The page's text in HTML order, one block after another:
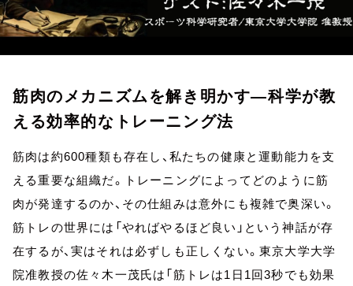
筋肉のメカニズムを解き明かす—科学が教
える効率的なトレーニング法
筋肉は約600種類も存在し、私たちの健康と運動能力を支
える重要な組織だ。トレーニングによってどのように筋
肉が発達するのか、その仕組みは意外にも複雑で奥深い。
筋トレの世界には「やればやるほど良い」という神話が存
在するが、実はそれは必ずしも正しくない。東京大学大学
院准教授の佐々木一茂氏は「筋トレは1日1回3秒でも効果